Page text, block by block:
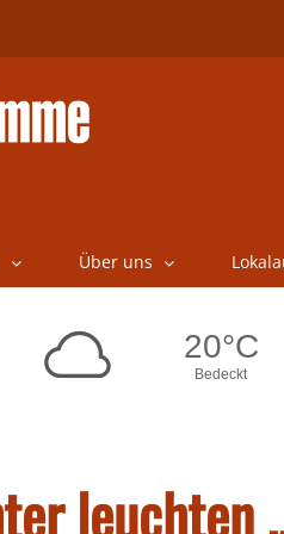
Über uns
leuchten